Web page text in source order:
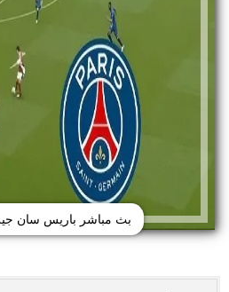
بث مباشر باريس سان